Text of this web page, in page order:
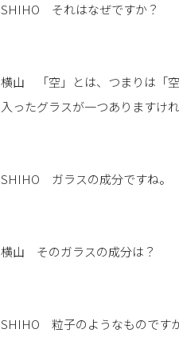
SHIHO それはなぜですか？
横山 「空」とは、つまりは「
入ったグラスが一つありますけ
SHIHO ガラスの成分ですね。
横山 そのガラスの成分は？
SHIHO 粒子のようなものです